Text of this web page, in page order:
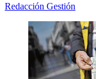
Redacción Gestión